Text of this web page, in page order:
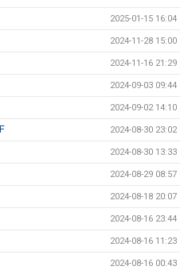
2025-01-15 16:04
2024-11-28 15:00
2024-11-16 21:29
2024-09-03 09:44
2024-09-02 14:10
2024-08-30 23:02
2024-08-30 13:33
2024-08-29 08:57
2024-08-18 20:07
2024-08-16 23:44
2024-08-16 11:23
2024-08-16 00:43